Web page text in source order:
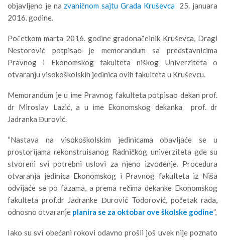
objavljeno je na zvaničnom sajtu Grada Kruševca25. januara
2016. godine.
Početkom marta 2016. godine gradonačelnik Kruševca, Dragi
Nestorović potpisao je memorandum sa predstavnicima
Pravnog i Ekonomskog fakulteta niškog Univerziteta o
otvaranju visokoškolskih jedinica ovih fakulteta u Kruševcu.
Memorandum je u ime Pravnog fakulteta potpisao dekan prof.
dr Miroslav Lazić, a u ime Ekonomskog dekanka prof. dr
Jadranka Đurović.
“Nastava na visokoškolskim jedinicama obavljaće se u
prostorijama rekonstruisanog Radničkog univerziteta gde su
stvoreni svi potrebni uslovi za njeno izvođenje. Procedura
otvaranja jedinica Ekonomskog i Pravnog fakulteta iz Niša
odvijaće se po fazama, a prema rečima dekanke Ekonomskog
fakulteta prof.dr Jadranke Đurović Todorović, početak rada,
odnosno otvaranje planira se za oktobar ove školske godine”,
Iako su svi obećani rokovi odavno prošli još uvek nije poznato